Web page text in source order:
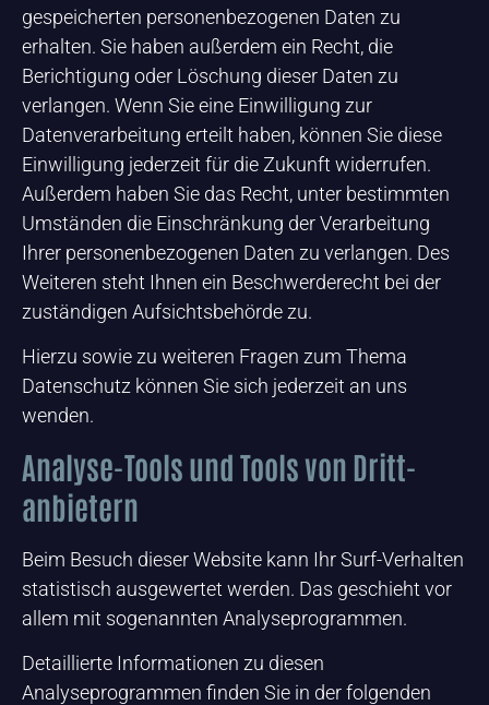
gespeicherten personenbezogenen Daten zu
erhalten. Sie haben außerdem ein Recht, die
Berichtigung oder Löschung dieser Daten zu
verlangen. Wenn Sie eine Einwilligung zur
Datenverarbeitung erteilt haben, können Sie diese
Einwilligung jederzeit für die Zukunft widerrufen.
Außerdem haben Sie das Recht, unter bestimmten
Umständen die Einschränkung der Verarbeitung
Ihrer personenbezogenen Daten zu verlangen. Des
Weiteren steht Ihnen ein Beschwerderecht bei der
zuständigen Aufsichtsbehörde zu.
Hierzu sowie zu weiteren Fragen zum Thema
Datenschutz können Sie sich jederzeit an uns
wenden.
Analyse-Tools und Tools von Dritt­
anbietern
Beim Besuch dieser Website kann Ihr Surf-Verhalten
statistisch ausgewertet werden. Das geschieht vor
allem mit sogenannten Analyseprogrammen.
Detaillierte Informationen zu diesen
Analyseprogrammen finden Sie in der folgenden